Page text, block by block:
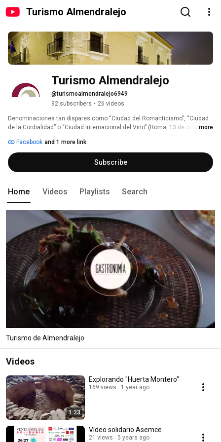
Turismo Almendralejo
Turismo Almendralejo
@turismoalmendralejo6949
92 subscribers • 26 videos
Denominaciones tan dispares como “Ciudad del Romanticismo”, “Ciudad
de la Cordialidad” o “Ciudad Internacional del Vino” (Roma, 13 de octubre
la personalidad de una ciudad tan peculiar como Almendralejo, que ha
sabido hacerse merecedora de tales calificativos. Almendralejo es la
capital de la amplia y rica comarca de la Tierra de Barros, situada en la
importante ruta Vía de la Plata (antigua calzada romana) en la provincia de
...more
Facebook and 1 more link
Subscribe
Home Videos Playlists Search
Turismo de Almendralejo
Videos
1:23
Explorando "Huerta Montero"
169 views 1 year ago
Vídeo solidario Asemce
21 views 5 years ago